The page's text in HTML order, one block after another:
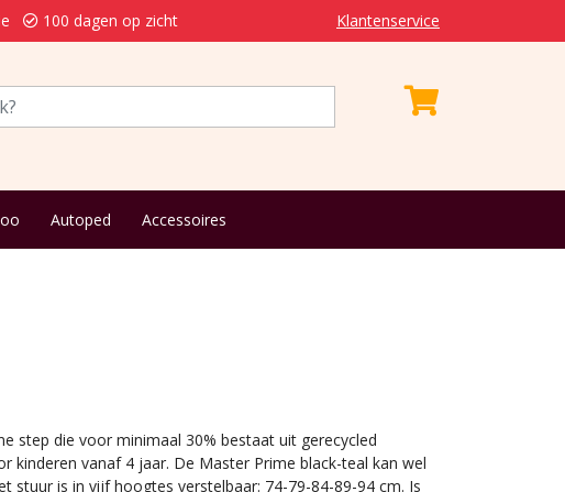
100 dagen op zicht Klantenservice
Autoped Accessoires
step die voor minimaal 30% bestaat uit gerecycled
kinderen vanaf 4 jaar. De Master Prime black-teal kan wel
stuur is in vijf hoogtes verstelbaar: 74-79-84-89-94 cm. Is